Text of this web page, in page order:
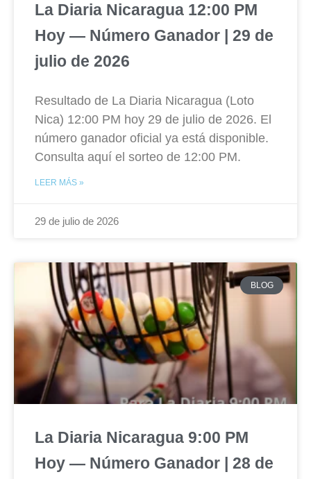
La Diaria Nicaragua 12:00 PM
Hoy — Número Ganador | 29 de
julio de 2026
Resultado de La Diaria Nicaragua (Loto
Nica) 12:00 PM hoy 29 de julio de 2026. El
número ganador oficial ya está disponible.
Consulta aquí el sorteo de 12:00 PM.
LEER MÁS »
29 de julio de 2026
BLOG
La Diaria Nicaragua 9:00 PM
Hoy — Número Ganador | 28 de